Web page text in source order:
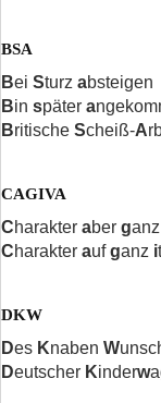
BSA
Bei Sturz absteigen
Bin später a
Britische Scheiß-A
CAGIVA
Charakter aber ganz
Charakter aufganz i
DKW
Des Knaben W
Deutscher Kinderw